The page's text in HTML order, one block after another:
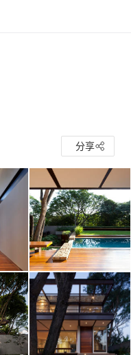
分享